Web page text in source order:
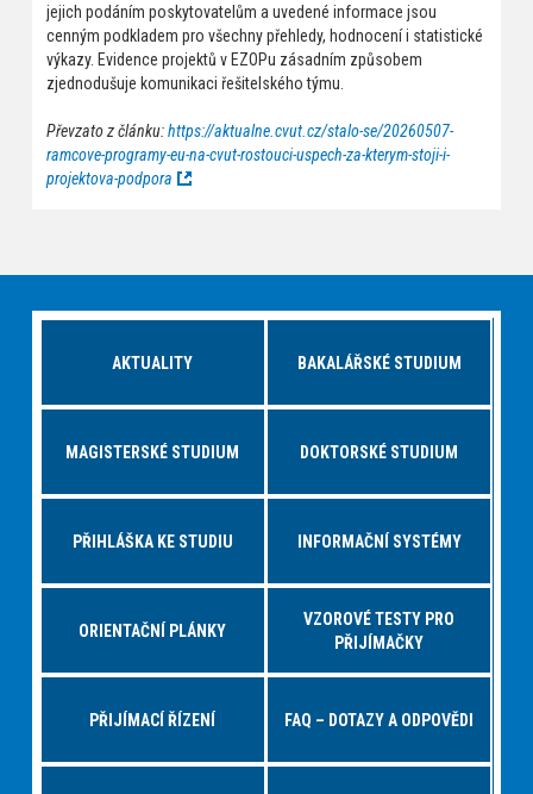
jejich podáním poskytovatelům a uvedené informace jsou
cenným podkladem pro všechny přehledy, hodnocení i statistické
výkazy. Evidence projektů v EZOPu zásadním způsobem
zjednodušuje komunikaci řešitelského týmu.
Převzato z článku:https://aktualne.cvut.cz/stalo-se/20260507-
ramcove-programy-eu-na-cvut-rostouci-uspech-za-kterym-stoji-i-
projektova-podpora
AKTUALITY BAKALÁŘSKÉ STUDIUM
MAGISTERSKÉ STUDIUM DOKTORSKÉ STUDIUM
PŘIHLÁŠKA KE STUDIU INFORMAČNÍ SYSTÉMY
ORIENTAČNÍ PLÁNKY
VZOROVÉ TESTY PRO
PŘIJÍMAČKY
PŘIJÍMACÍ ŘÍZENÍ FAQ – DOTAZY A ODPOVĚDI